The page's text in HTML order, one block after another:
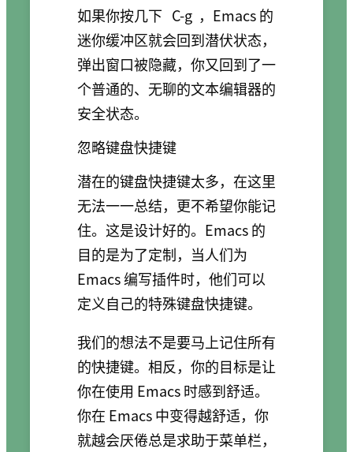
如果你按几下 C-g ，Emacs 的
迷你缓冲区就会回到潜伏状态，
弹出窗口被隐藏，你又回到了一
个普通的、无聊的文本编辑器的
安全状态。
忽略键盘快捷键
潜在的键盘快捷键太多，在这里
无法一一总结，更不希望你能记
住。这是设计好的。Emacs 的
目的是为了定制，当人们为
Emacs 编写插件时，他们可以
定义自己的特殊键盘快捷键。
我们的想法不是要马上记住所有
的快捷键。相反，你的目标是让
你在使用 Emacs 时感到舒适。
你在 Emacs 中变得越舒适，你
就越会厌倦总是求助于菜单栏，